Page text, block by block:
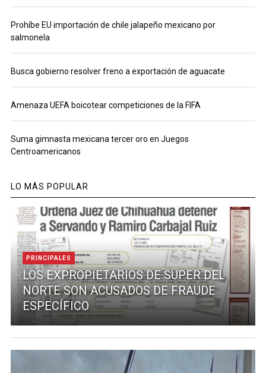
Prohíbe EU importación de chile jalapeño mexicano por
salmonela
Busca gobierno resolver freno a exportación de aguacate
Amenaza UEFA boicotear competiciones de la FIFA
Suma gimnasta mexicana tercer oro en Juegos
Centroamericanos
LO MÁS POPULAR
PRINCIPALES
LOS EXPROPIETARIOS DE SUPER DEL
NORTE SON ACUSADOS DE FRAUDE
ESPECÍFICO